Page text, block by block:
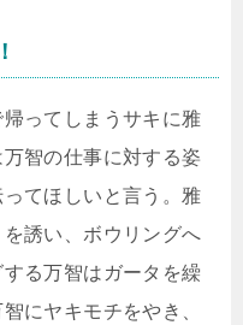
ってしまうサキに雅
智の仕事に対する姿
てほしいと言う。雅
誘い、ボウリングへ
る万智はガータを繰
にヤキモチをやき、